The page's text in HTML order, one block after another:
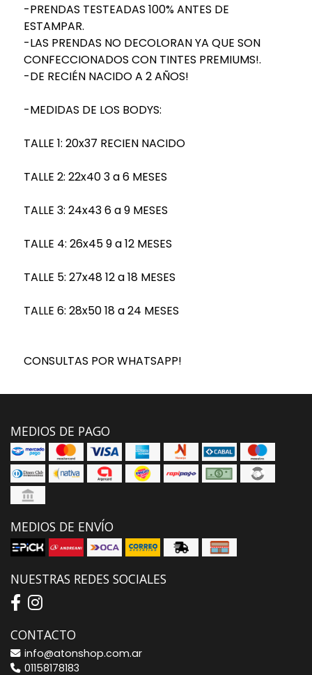
-PRENDAS TESTEADAS 100% ANTES DE
ESTAMPAR.
-LAS PRENDAS NO DECOLORAN YA QUE SON
CONFECCIONADOS CON TINTES PREMIUMS!.
-DE RECIÉN NACIDO A 2 AÑOS!
-MEDIDAS DE LOS BODYS:
TALLE 1: 20x37 RECIEN NACIDO
TALLE 2: 22x40 3 a 6 MESES
TALLE 3: 24x43 6 a 9 MESES
TALLE 4: 26x45 9 a 12 MESES
TALLE 5: 27x48 12 a 18 MESES
TALLE 6: 28x50 18 a 24 MESES
CONSULTAS POR WHATSAPP!
MEDIOS DE PAGO
MEDIOS DE ENVÍO
NUESTRAS REDES SOCIALES
CONTACTO
info@atonshop.com.ar
01158178183